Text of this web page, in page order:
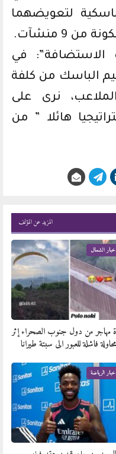
لتعويضهما
9 منشآت.
الاستضافة”: في
الباسك من كلفة
نرى على
هائلا ” من
المزيد عن المؤلف
الشمال
مهاجر من دول جنوب الصحراء إثر
محاولة فاشلة للعبور الى سبتة طيرانا
الرياضة